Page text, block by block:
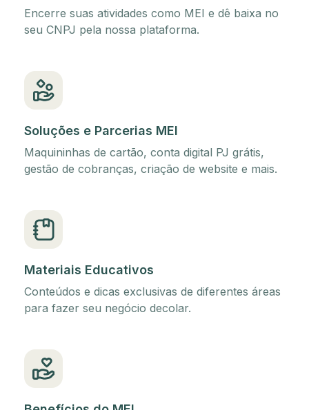
Encerre suas atividades como MEI e dê baixa no
seu CNPJ pela nossa plataforma.
Soluções e Parcerias MEI
Maquininhas de cartão, conta digital PJ grátis,
gestão de cobranças, criação de website e mais.
Materiais Educativos
Conteúdos e dicas exclusivas de diferentes áreas
para fazer seu negócio decolar.